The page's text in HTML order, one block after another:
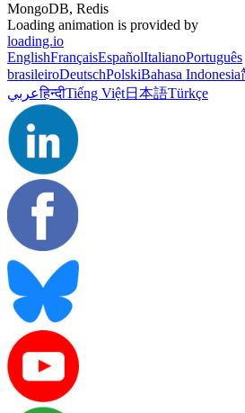
MongoDB, Redis
Loading animation is provided by
loading.io
EnglishFrançaisEspañolItalianoPortuguês
brasileiroDeutschPolskiBahasa Indonesia
عربيहिन्दीTiếng Việt日本語Türkçe